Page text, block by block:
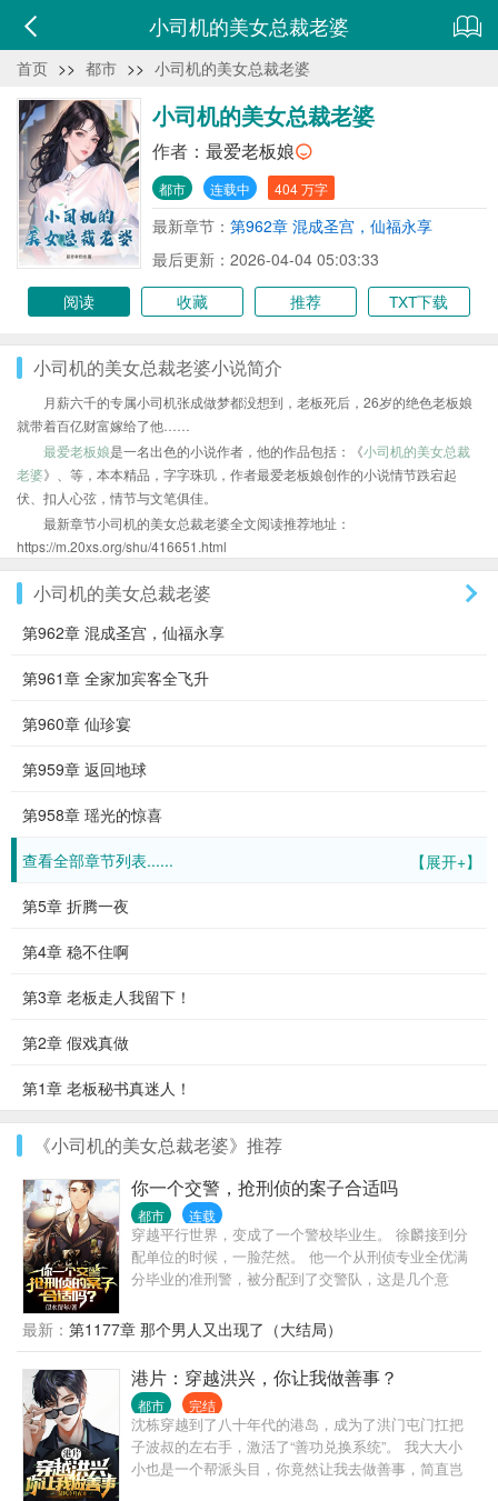
小司机的美女总裁老婆
首页 >> 都市 >> 小司机的美女总裁老婆
小司机的美女总裁老婆
作者： 最爱老板娘
都市 连载中 404 万字
最新章节： 第962章 混成圣宫，仙福永享
最后更新：2026-04-04 05:03:33
阅读
收藏 推荐 TXT下载
小司机的美女总裁老婆小说简介
月薪六千的专属小司机张成做梦都没想到，老板死后，26岁的绝色老板娘
就带着百亿财富嫁给了他……
最爱老板娘是一名出色的小说作者，他的作品包括：《小司机的美女总裁
老婆》、等，本本精品，字字珠玑，作者最爱老板娘创作的小说情节跌宕起
伏、扣人心弦，情节与文笔俱佳。
最新章节小司机的美女总裁老婆全文阅读推荐地址：
https://m.20xs.org/shu/416651.html
小司机的美女总裁老婆
第962章 混成圣宫，仙福永享
第961章 全家加宾客全飞升
第960章 仙珍宴
第959章 返回地球
第958章 瑶光的惊喜
【展开+】
查看全部章节列表......
第5章 折腾一夜
第4章 稳不住啊
第3章 老板走人我留下！
第2章 假戏真做
第1章 老板秘书真迷人！
《小司机的美女总裁老婆》推荐
你一个交警，抢刑侦的案子合适吗
都市 连载
穿越平行世界，变成了一个警校毕业生。 徐麟接到分
配单位的时候，一脸茫然。 他一个从刑侦专业全优满
分毕业的准刑警，被分配到了交警队，这是几个意
刑侦的活儿的。 上班第一天，连抓7个惯偷，1个绑架
杀人犯。 第二天，抓捕一个B通。 第三天，挖出了隐
藏10年的惊天大案主犯。 第四天…… 交警大队队
长：“祖宗，咱是交警，你咋天天往刑侦那边送人？”
局长：“谁？谁让徐麟去交警队的，给老子站出来。彻
查，一撸到底！” 罪犯之中流传着一个传说，“哪里都
能去，江云市除外。去了，必被抓！”
最新： 第1177章 那个男人又出现了（大结局）
港片：穿越洪兴，你让我做善事？
都市 完结
沈栋穿越到了八十年代的港岛，成为了洪门屯门扛把
子波叔的左右手，激活了“善功兑换系统”。 我大大小
小也是一个帮派头目，你竟然让我去做善事，简直岂